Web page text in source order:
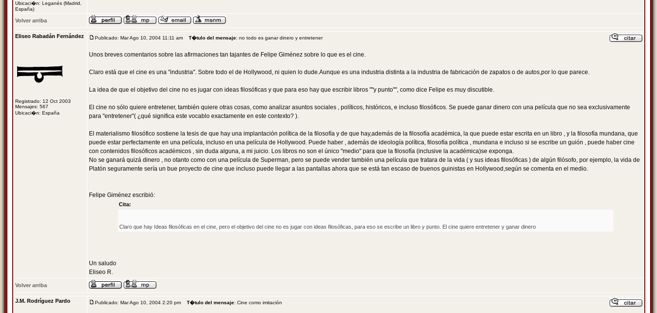
Ubicaci�n: Leganés (Madrid,
España)
Volver arriba
Eliseo Rabadán Fernández
Registrado: 12 Oct 2003
Mensajes: 567
Ubicaci�n: España
Publicado: Mar Ago 10, 2004 11:11 am T�tulo del mensaje: no todo es ganar dinero y entretener
Unos breves comentarios sobre las afirmaciones tan tajantes de Felipe Giménez sobre lo que es el cine.
Claro está que el cine es una "industria". Sobre todo el de Hollywood, ni quien lo dude.Aunque es una industria distinta a la industria de fabricación de zapatos o de autos,por lo que parece.
La idea de que el objetivo del cine no es jugar con ideas filosóficas y que para eso hay que escribir libros ""y punto"", como dice Felipe es muy discutible.
El cine no sólo quiere entretener, también quiere otras cosas, como analizar asuntos sociales , políticos, históricos, e incluso filosóficos. Se puede ganar dinero con una película que no sea exclusivamente
para "entretener"( ¿qué significa este vocablo exactamente en este contexto? ).
El materialismo filosófico sostiene la tesis de que hay una implantación política de la filosofía y de que hay,además de la filosofía académica, la que puede estar escrita en un libro , y la filosofía mundana, que
puede estar perfectamente en una película, incluso en una película de Hollywood. Puede haber , además de ideología política, filosofía política , mundana e incluso si se escribe un guión , puede haber cine
con contenidos filosóficos académicos , sin duda alguna, a mi juicio. Los libros no son el único "medio" para que la filosofía (inclusive la académica)se exponga.
No se ganará quizá dinero , no otanto como con una película de Superman, pero se puede vender también una película que tratara de la vida ( y sus ideas filosóficas ) de algún filósofo, por ejemplo, la vida de
Platón seguramente sería un bue proyecto de cine que incluso puede llegar a las pantallas ahora que se está tan escaso de buenos guinistas en Hollywood,según se comenta en el medio.
Felipe Giménez escribió:
Cita:
Claro que hay Ideas filosóficas en el cine, pero el objetivo del cine no es jugar con ideas filosóficas, para eso se escribe un libro y punto. El cine quiere entretener y ganar dinero
Un saludo
Eliseo R.
Volver arriba
J.M. Rodríguez Pardo Publicado: Mar Ago 10, 2004 2:20 pm T�tulo del mensaje: Cine como imitación